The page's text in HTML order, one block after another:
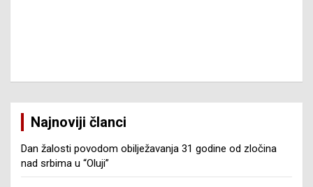
Najnoviji članci
Dan žalosti povodom obilježavanja 31 godine od zločina
nad srbima u “Oluji”